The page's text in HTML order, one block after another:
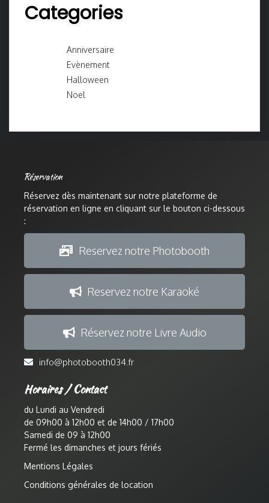
Categories
Anniversaire
Evènement
Halloween
Noel
Réservation
Réservez dès maintenant sur notre plateforme de
réservation en ligne en cliquant sur le bouton ci-dessous
:
Reservez notre Photobooth
Reservez notre Karaoké
Réservez notre Livre Audio
info@photobooth034.fr
Horaires / Contact
du Lundi au Vendredi
de 09h00 à 12h00 et de 14h00 / 17h00
Samedi de 09 à 12h00
Fermé les dimanches et jours fériés
Mentions Légales
Conditions générales de location